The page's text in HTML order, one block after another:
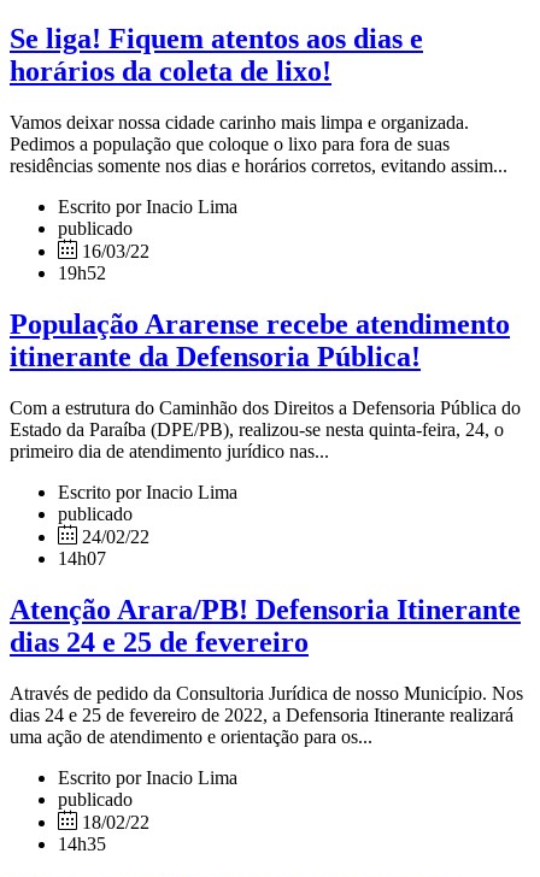
Se liga! Fiquem atentos aos dias e
horários da coleta de lixo!
Vamos deixar nossa cidade carinho mais limpa e organizada.
Pedimos a população que coloque o lixo para fora de suas
residências somente nos dias e horários corretos, evitando assim...
Escrito por Inacio Lima
publicado
16/03/22
19h52
População Ararense recebe atendimento
itinerante da Defensoria Pública!
Com a estrutura do Caminhão dos Direitos a Defensoria Pública do
Estado da Paraíba (DPE/PB), realizou-se nesta quinta-feira, 24, o
primeiro dia de atendimento jurídico nas...
Escrito por Inacio Lima
publicado
24/02/22
14h07
Atenção Arara/PB! Defensoria Itinerante
dias 24 e 25 de fevereiro
Através de pedido da Consultoria Jurídica de nosso Município. Nos
dias 24 e 25 de fevereiro de 2022, a Defensoria Itinerante realizará
uma ação de atendimento e orientação para os...
Escrito por Inacio Lima
publicado
18/02/22
14h35